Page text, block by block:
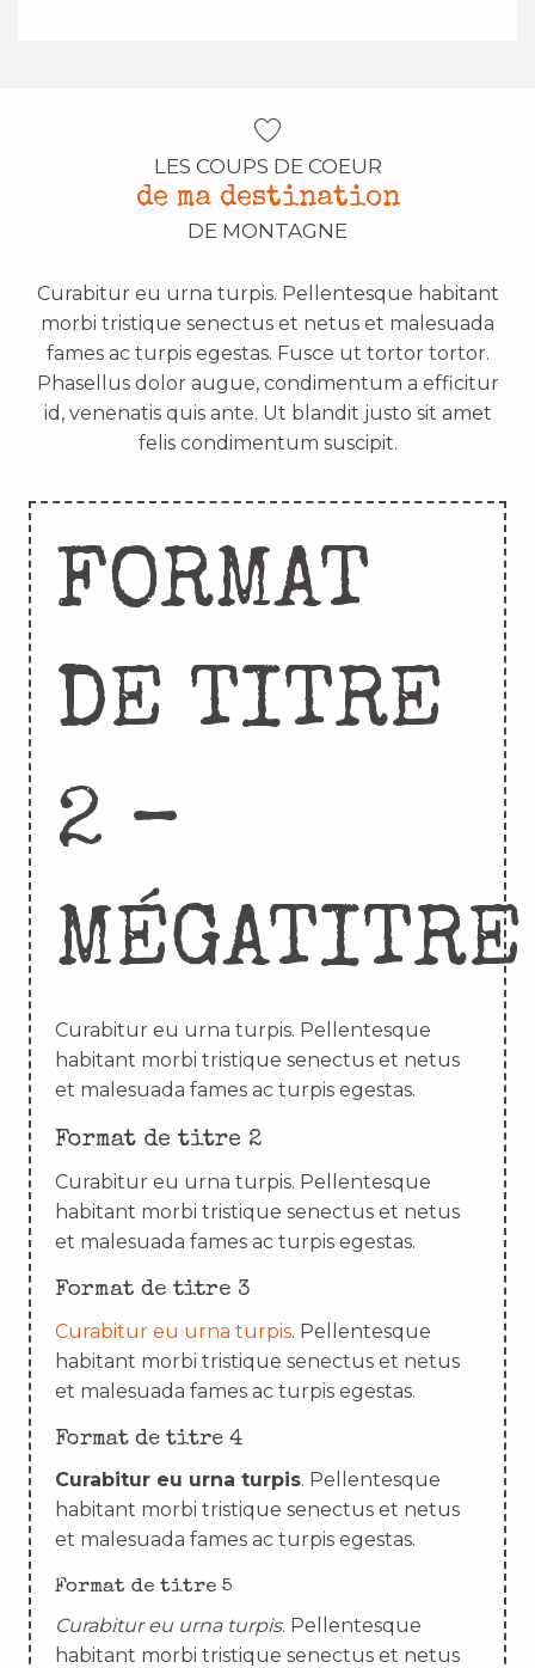
LES COUPS DE COEUR
de ma destination
DE MONTAGNE
Curabitur eu urna turpis. Pellentesque habitant
morbi tristique senectus et netus et malesuada
fames ac turpis egestas. Fusce ut tortor tortor.
Phasellus dolor augue, condimentum a efficitur
id, venenatis quis ante. Ut blandit justo sit amet
felis condimentum suscipit.
FORMAT
DE TITRE
2 –
MÉGATITRE
Curabitur eu urna turpis. Pellentesque
habitant morbi tristique senectus et netus
et malesuada fames ac turpis egestas.
Format de titre 2
Curabitur eu urna turpis. Pellentesque
habitant morbi tristique senectus et netus
et malesuada fames ac turpis egestas.
Format de titre 3
Curabitur eu urna turpis. Pellentesque
habitant morbi tristique senectus et netus
et malesuada fames ac turpis egestas.
Format de titre 4
Curabitur eu urna turpis. Pellentesque
habitant morbi tristique senectus et netus
et malesuada fames ac turpis egestas.
Format de titre 5
Curabitur eu urna turpis. Pellentesque
habitant morbi tristique senectus et netus